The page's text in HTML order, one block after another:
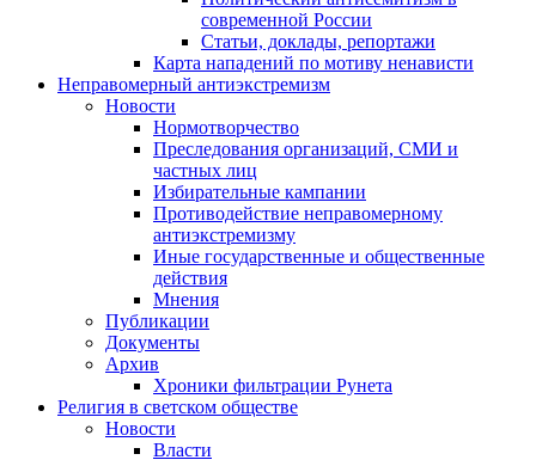
современной России
Статьи, доклады, репортажи
Карта нападений по мотиву ненависти
Неправомерный антиэкстремизм
Новости
Нормотворчество
Преследования организаций, СМИ и
частных лиц
Избирательные кампании
Противодействие неправомерному
антиэкстремизму
Иные государственные и общественные
действия
Мнения
Публикации
Документы
Архив
Хроники фильтрации Рунета
Религия в светском обществе
Новости
Власти